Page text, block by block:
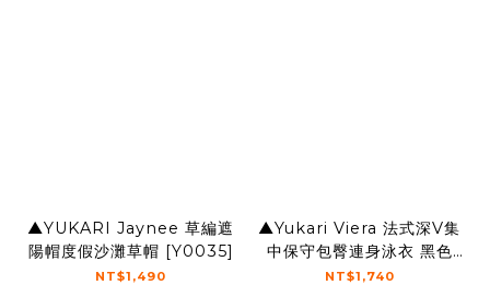
▲YUKARI Jaynee 草編遮
陽帽度假沙灘草帽 [Y0035]
NT$1,490
▲Yukari Viera 法式深V集
中保守包臀連身泳衣 黑色
[TA048]
NT$1,740